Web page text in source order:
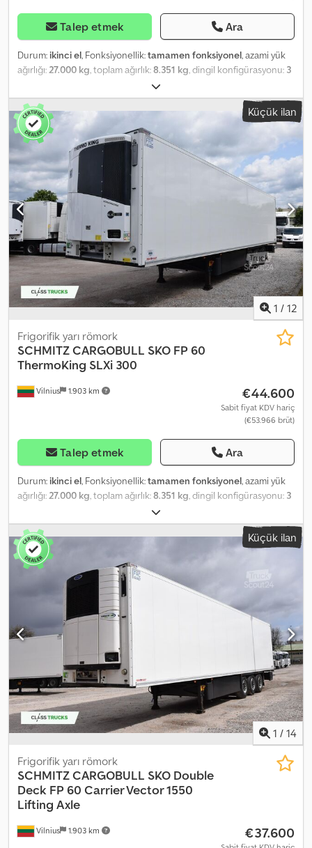
Talep etmek Ara
Durum: ikinci el, Fonksiyonellik:tamamen fonksiyonel, azami yük
ağırlığı:27.000 kg, toplam ağırlık:8.351 kg, dingil konfigürasyonu: 3
, toplam uzunluk:
genişlik:2.600 mm, süspansiyon:hava, renk:beyaz, Üretim yılı:
2023, Donanım:
hidrolik direksiyon, soğutma ünitesi, tam servis
geçmişi, teknik özellikler FP 60 SMART. THERMO KING SLXi 300 -
50, BlueBox, OptiSet ve modülasyon ile. Yalıtımlı çift arka kapı (FP,
NX17), çift paslanmaz çelik kilitleme çubukları ile köpükten
yapılmıştır. Dolap arkasında kapak tutuculu, muhafaza ve
çekmeceli plastik alet kutusu. SCHMITZ siyah plastik yakıt tankı
245 litre, 1 adet doldurma ağzı; Biyo-dizel uyumlu. Lastikler 385/65
R22.5. Toplam uzunluk – 13550 mm. Römorkun toplam genişliği –
2600 mm. Toplam yükseklik (boş) – 4009 mm. 36 adet Avrupa/24
adet ISO palet için palet rafı. ROTOS SCB süspansiyon sistemi (disk
frenler). Sol arka kapının üst kısmında 1 adet yalıtımlı havalandırma
kapağı. Lastik bilgileri Ön sol - 6 mm Ön sağ - 6 mm Orta sol - 12
mm Orta sağ - 12 mm Arka sol - 9 mm Arka sağ - 9 mm Chedpfxozq
Dmmo Aftoa
Küçük ilan
1 / 12
Vilnius 1.903 km
Frigorifik yarı römork
SCHMITZ CARGOBULL SKO FP 60
ThermoKing SLXi 300
€44.600
Sabit fiyat KDV hariç
(€53.966 brüt)
Talep etmek Ara
Durum: ikinci el, Fonksiyonellik:tamamen fonksiyonel, azami yük
ağırlığı: 27.000 kg , toplam ağırlık:8.351 kg , dingil konfigürasyonu: 3
, toplam uzunluk:
genişlik:2.600 mm, süspansiyon:hava, renk:beyaz, Üretim yılı:
2023, Donanım:hidrolik direksiyon, soğutma ünitesi, tam servis
geçmişi, teknik özellikler FP 60 SMART. THERMO KING SLXi 300 -
50 (BlueBox, OptiSet ve Modülasyon özellikleriyle). İzolasyonlu çift
arka kapı (FP, NX17), köpükten yapılmış ve çift paslanmaz çelik
kilitleme çubuklarına sahip. Dolap arkasında bulunan, kapak
tutuculu, bölmeli ve çekmeceli plastik alet kutusu. SCHMITZ siyah
plastik yakıt tankı, 245 litre, 1 adet doldurma ağzı; biyodizel uyumlu.
Lastikler: 385/65 R22.5. Toplam uzunluk: 13550 mm. Römorkun
toplam genişliği: 2600 mm. Toplam yükseklik (yüksüz): 4009 mm. 36
Euro palet / 24 ISO palet kapasiteli palet rafı. ROTOS SCB
süspansiyonu (disk frenler). Sol arka kapının üst kısmında bulunan
1 adet izolasyonlu havalandırma klapası. Lastik Bilgileri Ön sol: 5 mm
Ön sağ: 5 mm Orta sol: 5 mm Orta sağ: 5 mm Arka sol: 5 mm Arka
sağ: 5 mm Chodpfx Afjzrdl Estja
Küçük ilan
1 / 14
Vilnius 1.903 km
Frigorifik yarı römork
SCHMITZ CARGOBULL SKO Double
Deck FP 60 Carrier Vector 1550
Lifting Axle
€37.600